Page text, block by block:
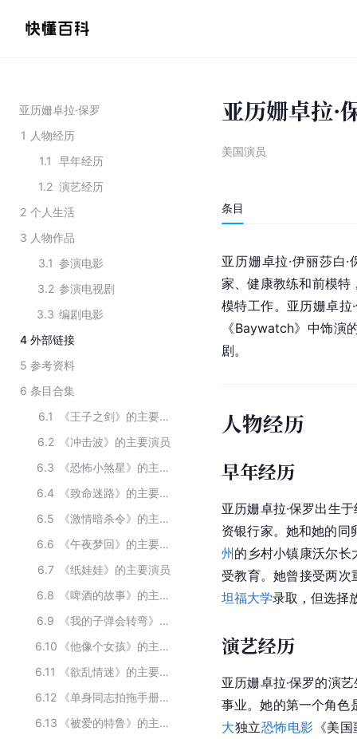
亚历姗卓拉·保罗
1 人物经历
1.1
早年经历
1.2 演艺经历
2 个人生活
3 人物作品
3.1 参演电影
3.2 参演电视剧
3.3 编剧电影
4 外部链接
5 参考资料
6 条目合集
6.1
《王子之剑》的主要演员
6.2
《冲击波》的主要演员
6.3
《恐怖小煞星》的主要演员
6.4
《致命迷路》的主要演员
6.5
《激情暗杀令》的主要演员
6.6
《午夜梦回》的主要演员
6.7
《纸娃娃》的主要演员
6.8
《啤酒的故事》的主要演员
6.9
《我的子弹会转弯》的主要演员
6.10
《他像个女孩》的主要演员
6.11
《欲乱情迷》的主要演员
6.12
《单身同志拍拖手册》的主要演员
6.13
《被爱的特鲁》的主要演员
亚历姗卓拉·
美国演员
条目
亚历姗卓拉·伊丽莎白
家、健康教练和前模
模特工作。亚历姗卓拉
《Baywatch》中饰演
剧。
人物经历
早年经历
亚历姗卓拉·保罗出生
资银行家。她和她的
州的乡村小镇康沃尔
受教育。她曾接受两
坦福大学录取，但选择
演艺经历
亚历姗卓拉·保罗的演
事业。她的第一个角色
大独立恐怖电影 《美